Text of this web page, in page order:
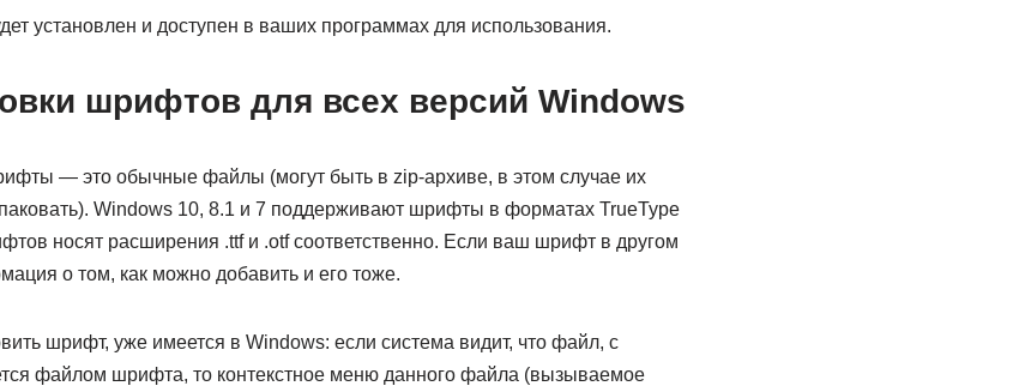
установлен и доступен в ваших программах для использования.
шрифтов для всех версий Windows
— это обычные файлы (могут быть в zip-архиве, в этом случае их
Windows 10, 8.1 и 7 поддерживают шрифты в форматах TrueType
носят расширения .ttf и .otf соответственно. Если ваш шрифт в другом
о том, как можно добавить и его тоже.
шрифт, уже имеется в Windows: если система видит, что файл, с
файлом шрифта, то контекстное меню данного файла (вызываемое